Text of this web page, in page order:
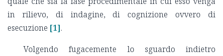
in rilievo, di indagine, di cognizione ovvero di
esecuzione [1].
Volgendo fugacemente lo sguardo indietro